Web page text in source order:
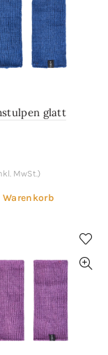
glatt
MwSt.)
Warenkorb